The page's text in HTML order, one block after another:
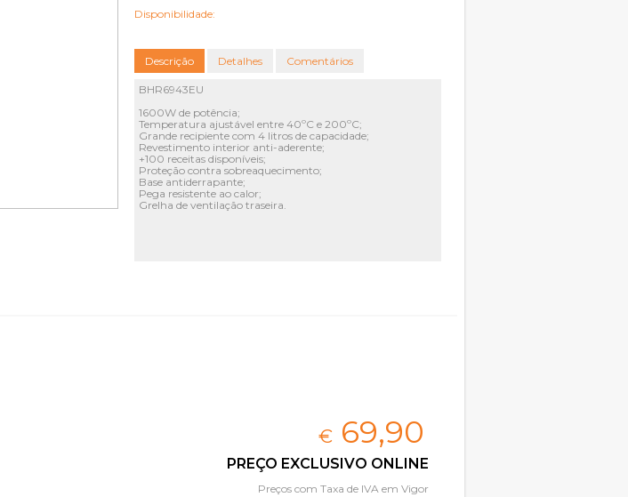
Disponibilidade:
Descrição Detalhes Comentários
BHR6943EU
1600W de potência;
Temperatura ajustável entre 40ºC e 200ºC;
Grande recipiente com 4 litros de capacidade;
Revestimento interior anti-aderente;
+100 receitas disponíveis;
Proteção contra sobreaquecimento;
Base antiderrapante;
Pega resistente ao calor;
Grelha de ventilação traseira.
€ 69,90
PREÇO EXCLUSIVO ONLINE
Preços com Taxa de IVA em Vigor